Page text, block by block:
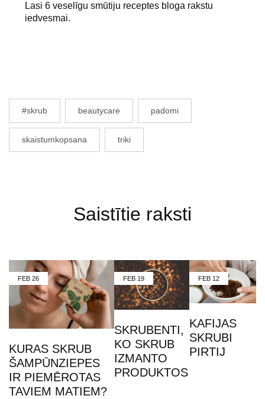
Lasi 6 veselīgu smūtiju receptes bloga rakstu
iedvesmai.
#skrub beautycare padomi
skaistumkopsana triki
Saistītie raksti
FEB 26
KURAS SKRUB
ŠAMPŪNZIEPES
IR PIEMĒROTAS
TAVIEM MATIEM?
FEB 19
SKRUBENTI,
KO SKRUB
IZMANTO
PRODUKTOS
FEB 12
KAFIJAS
SKRUBI
PIRTIJ